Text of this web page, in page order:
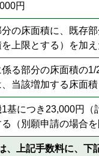
円
の床面積に、既存
を上限とする）を加
る部分の床面積の
当該増加する床面
基につき23,000円（
（別願申請の場合を
上記手数料に、下